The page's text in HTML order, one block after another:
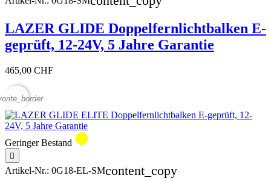
LAZER GLIDE Doppelfernlichtbalken E-
geprüft, 12-24V, 5 Jahre Garantie
465,00 CHF
Geringer Bestand circle

Artikel-Nr.: 0G18-EL-SMcontent_copy